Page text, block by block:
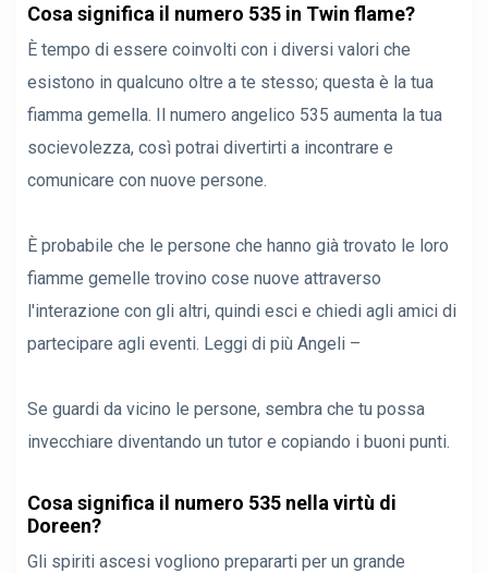
Cosa significa il numero 535 in Twin flame?
È tempo di essere coinvolti con i diversi valori che
esistono in qualcuno oltre a te stesso; questa è la tua
fiamma gemella. Il numero angelico 535 aumenta la tua
socievolezza, così potrai divertirti a incontrare e
comunicare con nuove persone.
È probabile che le persone che hanno già trovato le loro
fiamme gemelle trovino cose nuove attraverso
l'interazione con gli altri, quindi esci e chiedi agli amici di
partecipare agli eventi. Leggi di più Angeli –
Se guardi da vicino le persone, sembra che tu possa
invecchiare diventando un tutor e copiando i buoni punti.
Cosa significa il numero 535 nella virtù di
Doreen?
Gli spiriti ascesi vogliono prepararti per un grande